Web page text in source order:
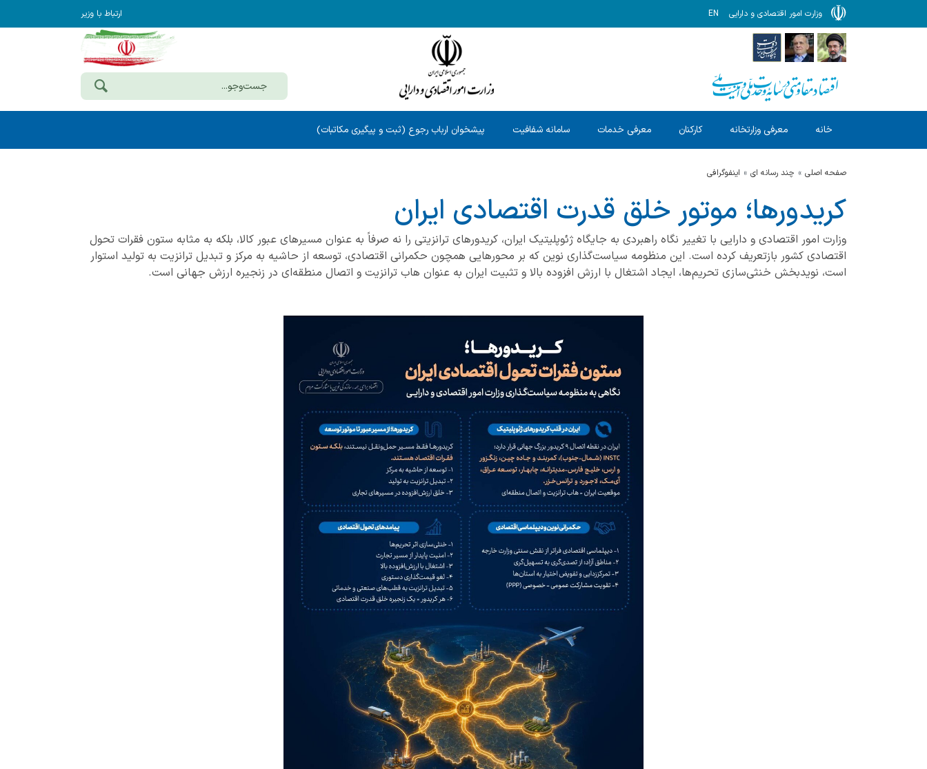
وزارت امور اقتصادی و دارایی EN ارتباط با وزیر
خانه معرفی وزارتخانه کارکنان معرفی خدمات سامانه شفافیت پیشخوان ارباب رجوع (ثبت و پیگیری مکاتبات)
صفحه اصلی چند رسانه ای اینفوگرافی
کریدورها؛ موتور خلق قدرت اقتصادی ایران
وزارت امور اقتصادی و دارایی با تغییر نگاه راهبردی به جایگاه ژئوپلیتیک ایران، کریدورهای ترانزیتی را نه صرفاً به عنوان مسیرهای عبور کالا، بلکه به مثابه ستون فقرات تحول
اقتصادی کشور بازتعریف کرده است. این منظومه سیاست‌گذاری نوین که بر محورهایی همچون حکمرانی اقتصادی، توسعه از حاشیه به مرکز و تبدیل ترانزیت به تولید استوار
است، نویدبخش خنثی‌سازی تحریم‌ها، ایجاد اشتغال با ارزش افزوده بالا و تثبیت ایران به عنوان هاب ترانزیت و اتصال منطقه‌ای در زنجیره ارزش جهانی است.